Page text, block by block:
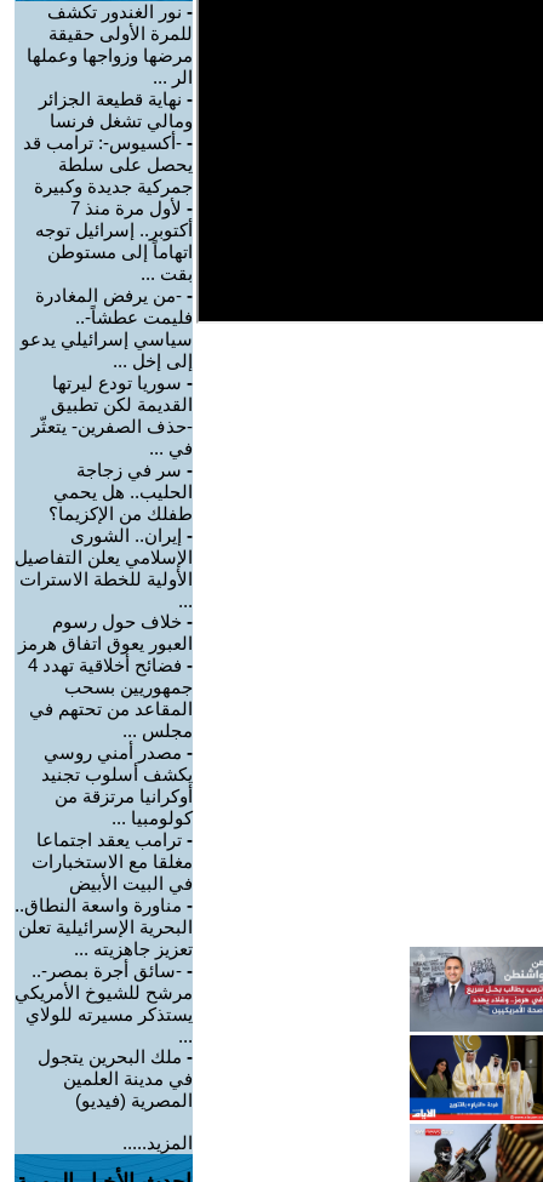
- نور الغندور تكشف
للمرة الأولى حقيقة
مرضها وزواجها وعملها
الر ...
- نهاية قطيعة الجزائر
ومالي تشغل فرنسا
- -أكسيوس-: ترامب قد
يحصل على سلطة
جمركية جديدة وكبيرة
-
لأول مرة منذ 7
أكتوبر.. إسرائيل توجه
اتهاماً إلى مستوطن
بقت ...
- -من يرفض المغادرة
فليمت عطشاً-..
سياسي إسرائيلي يدعو
إلى إخل ...
- سوريا تودع ليرتها
القديمة لكن تطبيق
-حذف الصفرين- يتعثّر
في ...
- سر في زجاجة
الحليب.. هل يحمي
طفلك من الإكزيما؟
- إيران.. الشورى
الإسلامي يعلن التفاصيل
الأولية للخطة الاسترات
...
- خلاف حول رسوم
العبور يعوق اتفاق هرمز
-
فضائح أخلاقية تهدد 4
جمهوريين بسحب
المقاعد من تحتهم في
مجلس ...
- مصدر أمني روسي
يكشف أسلوب تجنيد
أوكرانيا مرتزقة من
كولومبيا ...
- ترامب يعقد اجتماعا
مغلقا مع الاستخبارات
في البيت الأبيض
- مناورة واسعة النطاق..
البحرية الإسرائيلية تعلن
تعزيز جاهزيته ...
- -سائق أجرة بمصر-..
مرشح للشيوخ الأمريكي
يستذكر مسيرته للولاي
...
- ملك البحرين يتجول
في مدينة العلمين
المصرية (فيديو)
المزيد.....